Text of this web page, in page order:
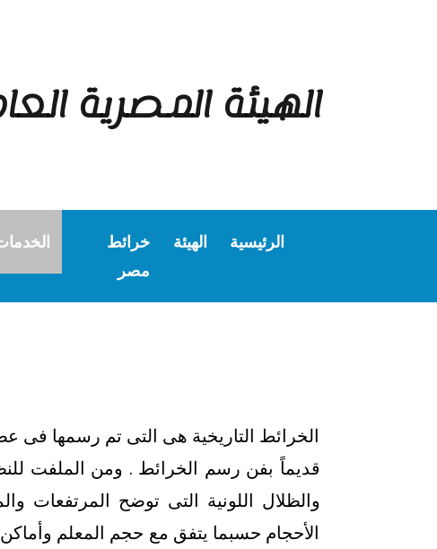
الهيئة المصرية
الرئيسية الهيئة
خرائط
مصر
الخرائط التاريخية هى التى تم رسمها
قديماً بفن رسم الخرائط . ومن الملفت
والظلال اللونية التى توضح المرتفعات
الأحجام حسبما يتفق مع حجم المعلم